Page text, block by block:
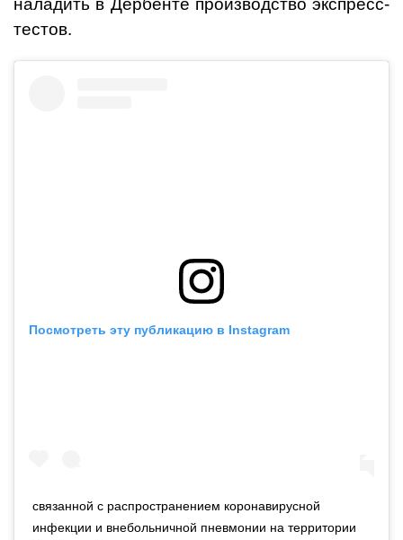
наладить в Дербенте производство экспресс-
тестов.
Посмотреть эту публикацию в Instagram
связанной с распространением коронавирусной
инфекции и внебольничной пневмонии на территории